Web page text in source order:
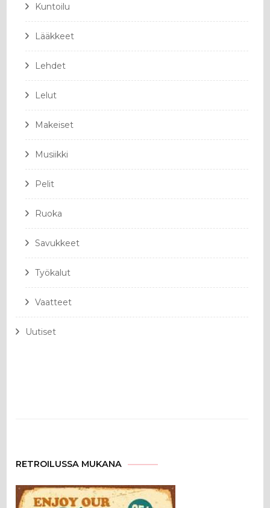
Kuntoilu
Lääkkeet
Lehdet
Lelut
Makeiset
Musiikki
Pelit
Ruoka
Savukkeet
Työkalut
Vaatteet
Uutiset
RETROILUSSA MUKANA